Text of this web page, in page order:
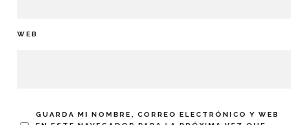
WEB
GUARDA MI NOMBRE, CORREO ELECTRÓNICO Y WEB